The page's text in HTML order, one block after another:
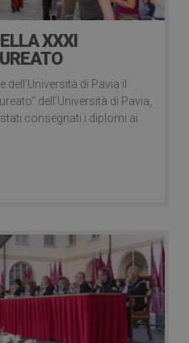
XXXI
di Pavia il
dell’Università di Pavia,
consegnati i diplomi ai